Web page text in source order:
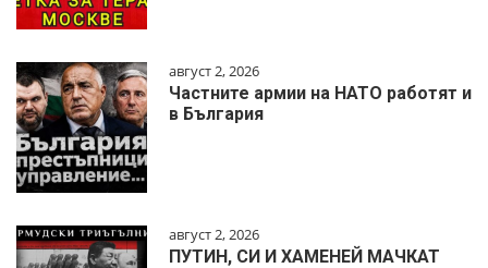
август 2, 2026
Частните армии на НАТО работят и
в България
август 2, 2026
ПУТИН, СИ И ХАМЕНЕЙ МАЧКАТ